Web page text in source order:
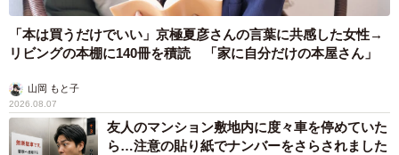
「本は買うだけでいい」京極夏彦さんの言葉に共感した女性→
リビングの本棚に140冊を積読 「家に自分だけの本屋さん」
山岡 もと子
2026.08.07
友人のマンション敷地内に度々車を停めていた
ら…注意の貼り紙でナンバーをさらされました